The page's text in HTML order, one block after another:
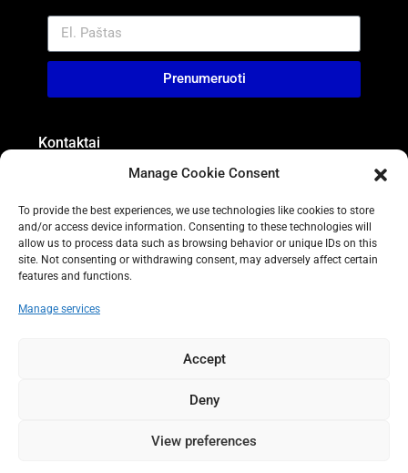
Manage Cookie Consent
To provide the best experiences, we use technologies like cookies to store
and/or access device information. Consenting to these technologies will
allow us to process data such as browsing behavior or unique IDs on this
site. Not consenting or withdrawing consent, may adversely affect certain
features and functions.
Manage services
Accept
Deny
View preferences
Prenumeruoti
Kontaktai
Calle Pola de Siero, n 10, Local 1 - Edif. Mar Baltico II
+34 865 945 773
info@is-realestate.com
provin...